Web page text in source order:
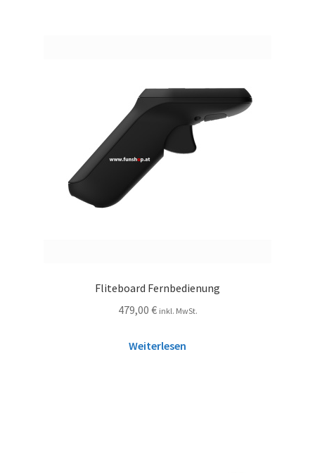
Fliteboard Fernbedienung
479,00 € inkl. MwSt.
Weiterlesen